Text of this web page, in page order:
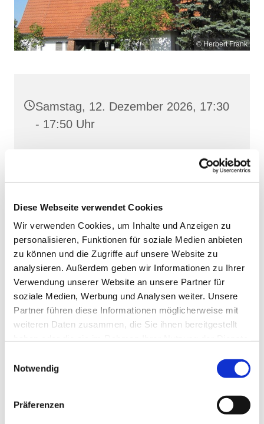
Diese Webseite verwendet Cookies
Wir verwenden Cookies, um Inhalte und Anzeigen zu
personalisieren, Funktionen für soziale Medien anbieten
zu können und die Zugriffe auf unsere Website zu
analysieren. Außerdem geben wir Informationen zu Ihrer
Verwendung unserer Website an unsere Partner für
soziale Medien, Werbung und Analysen weiter. Unsere
Partner führen diese Informationen möglicherweise mit
weiteren Daten zusammen, die Sie ihnen bereitgestellt
Notwendig
Präferenzen
© Herbert Frank
Samstag, 12. Dezember 2026, 17:30
- 17:50 Uhr
Klüschenberg, Katholischer Berg,